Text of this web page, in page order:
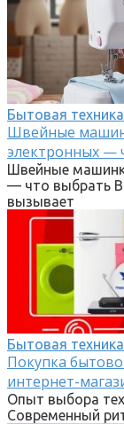
Бытовая техника
Швейные
электронных —
Швейные
— что выбрать
вызывает
Бытовая техника
Покупка
интернет-
Опыт выбора
Современный